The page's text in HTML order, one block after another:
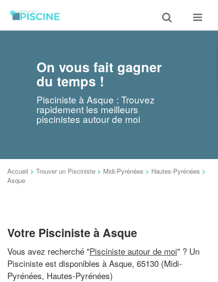
Toggle
search
Toggle
On vous fait gagner
du temps !
Pisciniste à Asque : Trouvez
rapidement les meilleurs
piscinistes autour de moi
Accueil > Trouver un Pisciniste > Midi-Pyrénées > Hautes-Pyrénées >
Asque
Votre Pisciniste à Asque
Vous avez recherché "Pisciniste autour de moi" ? Un
Pisciniste est disponibles à Asque, 65130 (Midi-
Pyrénées, Hautes-Pyrénées)